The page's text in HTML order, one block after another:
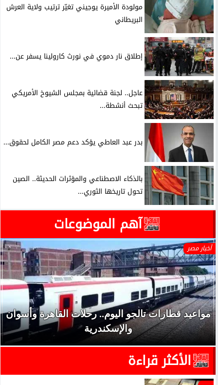
مولودة الأميرة يوجيني تغيّر ترتيب ولاية العرش
البريطاني
إطلاق نار دموي في نورث كارولينا يسفر عن...
عاجل.. لجنة قضائية بمجلس الشيوخ الأمريكي
تبحث أنشطة...
بدر عبد العاطي يؤكد دعم مصر الكامل لحقوق...
بالذكاء الاصطناعي والمؤثرات الحديثة.. الصين
تحول تاريخها الثوري...
آهم الموضوعات
أخبار مصر
مواعيد قطارات تالجو اليوم.. رحلات القاهرة وأسوان
والإسكندرية
الأكثر قراءة